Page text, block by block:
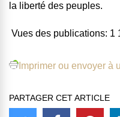
la liberté des peuples.
Vues des publications: 1
Imprimer ou envoyer à
PARTAGER CET ARTICLE